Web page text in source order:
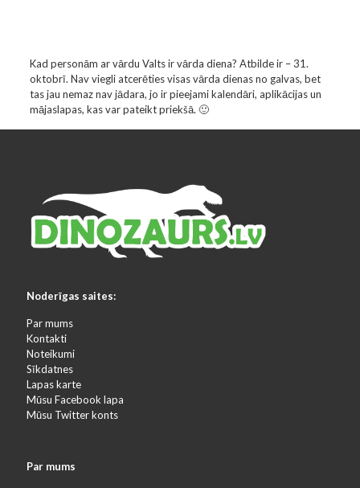
Kad personām ar vārdu Valts ir vārda diena? Atbilde ir – 31.
oktobrī. Nav viegli atcerēties visas vārda dienas no galvas, bet
tas jau nemaz nav jādara, jo ir pieejami kalendāri, aplikācijas un
mājaslapas, kas var pateikt priekšā. 🙂
Noderīgas saites:
Par mums
Kontakti
Noteikumi
Sīkdatnes
Lapas karte
Mūsu Facebook lapa
Mūsu Twitter konts
Par mums